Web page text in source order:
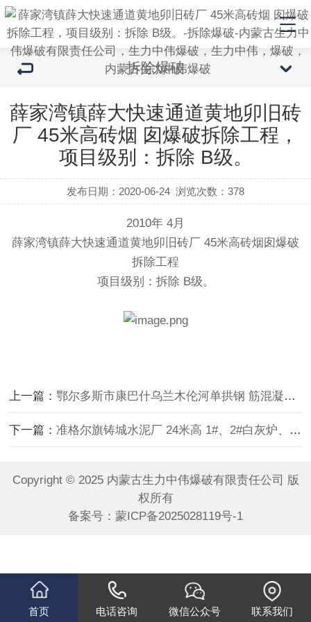
拆除爆破
薛家湾镇薛大快速通道黄地卯旧砖
厂 45米高砖烟 囱爆破拆除工程，
项目级别：拆除 B级。
发布日期：2020-06-24 浏览次数：378
2010年 4月
薛家湾镇薛大快速通道黄地卯旧砖厂 45米高砖烟囱爆破
拆除工程
项目级别：拆除 B级。
上一篇：鄂尔多斯市康巴什乌兰木伦河单拱钢 筋混凝土桥梁、双拱石砌桥梁爆破拆除工程
下一篇：准格尔旗铸城水泥厂 24米高 1#、2#白灰炉、24 米高 3#储灰仓爆破拆除工程，项目级别：拆除 B级。
Copyright © 2025 内蒙古生力中伟爆破有限责任公司 版
权所有
备案号： 蒙ICP备2025028119号-1
首页 电话咨询 微信公众号 联系我们